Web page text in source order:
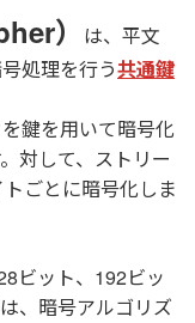
）
は、平文
処理を行う共通鍵
鍵を用いて暗号化
対して、ストリー
ごとに暗号化しま
ビット、192ビッ
、暗号アルゴリズ